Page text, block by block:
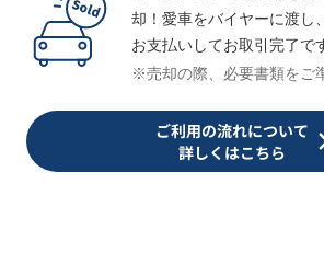
却！愛車をバイヤーに渡し
お支払いしてお取引完了で
※売却の際、必要書類をご
ご利用の流れについて
詳しくはこちら